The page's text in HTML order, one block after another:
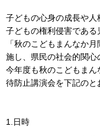
子どもの心身の成長や
子どもの権利侵害であ
「秋のこどもまんなか
施し、県民の社会的関心
今年度も秋のこどもま
待防止講演会を下記のと
1.日時